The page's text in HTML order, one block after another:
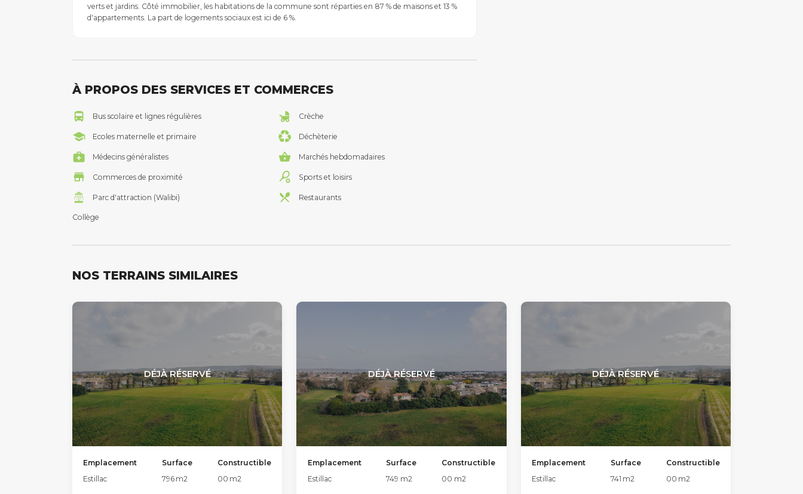
verts et jardins. Côté immobilier, les habitations de la commune sont réparties en 87 % de maisons et 13 %
d'appartements. La part de logements sociaux est ici de 6 %.
À PROPOS DES SERVICES ET COMMERCES
Bus scolaire et lignes régulières Crèche
Ecoles maternelle et primaire Déchèterie
Médecins généralistes Marchés hebdomadaires
Commerces de proximité Sports et loisirs
Parc d'attraction (Walibi) Restaurants
Collège
NOS TERRAINS SIMILAIRES
DÉJÀ RÉSERVÉ
Emplacement
Estillac
Surface
796 m2
Constructible
00 m2
DÉJÀ RÉSERVÉ
Emplacement
Estillac
Surface
749 m2
Constructible
00 m2
DÉJÀ RÉSERVÉ
Emplacement
Estillac
Surface
741 m2
Constructible
00 m2